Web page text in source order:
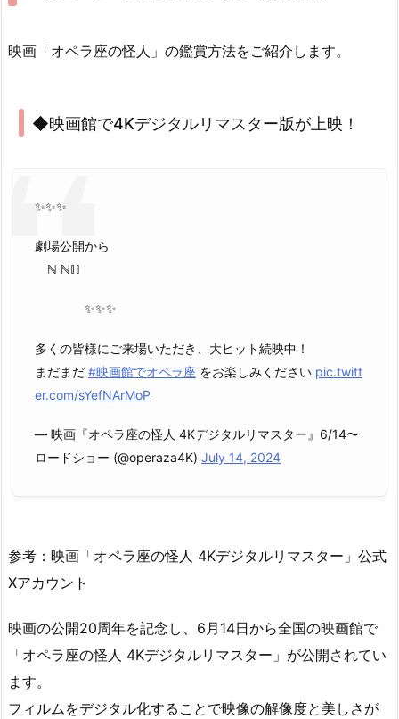
映画「オペラ座の怪人」の鑑賞方法をご紹介します。
◆映画館で4Kデジタルリマスター版が上映！
✨✨✨
劇場公開から
ℕ ℕℍ
✨✨✨
多くの皆様にご来場いただき、大ヒット続映中！
まだまだ #映画館でオペラ座 をお楽しみください pic.twitt
er.com/sYefNArMoP
— 映画『オペラ座の怪人 4Kデジタルリマスター』6/14〜
ロードショー (@operaza4K) July 14, 2024
参考：映画「オペラ座の怪人 4Kデジタルリマスター」公式
Xアカウント
映画の公開20周年を記念し、6月14日から全国の映画館で
「オペラ座の怪人 4Kデジタルリマスター」が公開されてい
ます。
フィルムをデジタル化することで映像の解像度と美しさが